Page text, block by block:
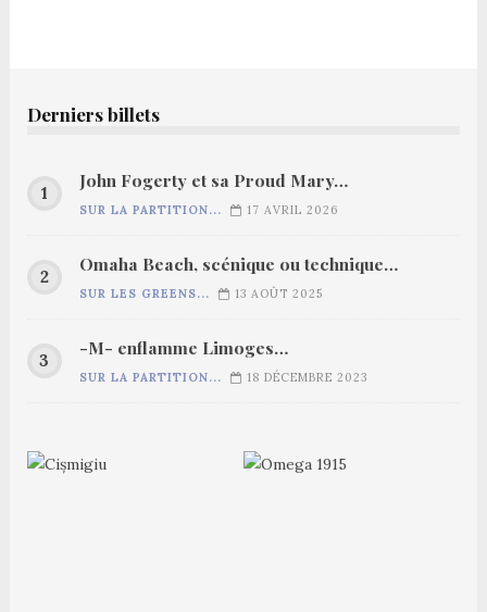
Derniers billets
John Fogerty et sa Proud Mary…
SUR LA PARTITION... 17 AVRIL 2026
Omaha Beach, scénique ou technique…
SUR LES GREENS... 13 AOÛT 2025
-M- enflamme Limoges…
SUR LA PARTITION... 18 DÉCEMBRE 2023